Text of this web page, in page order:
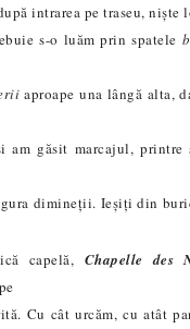
intrarea pe traseu, niște
s-o luăm prin spatele
aproape una lângă alta,
am găsit marcajul,
dimineții. Ieșiți din
capelă, Chapelle des
Cu cât urcăm, cu atât